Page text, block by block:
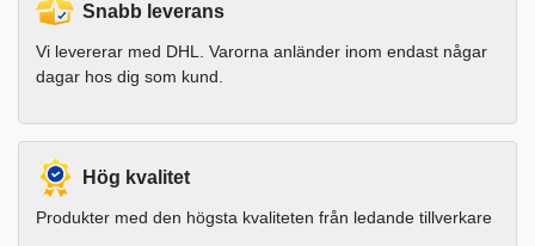
Snabb leverans
Vi levererar med DHL. Varorna anländer inom endast någar
dagar hos dig som kund.
Hög kvalitet
Produkter med den högsta kvaliteten från ledande tillverkare